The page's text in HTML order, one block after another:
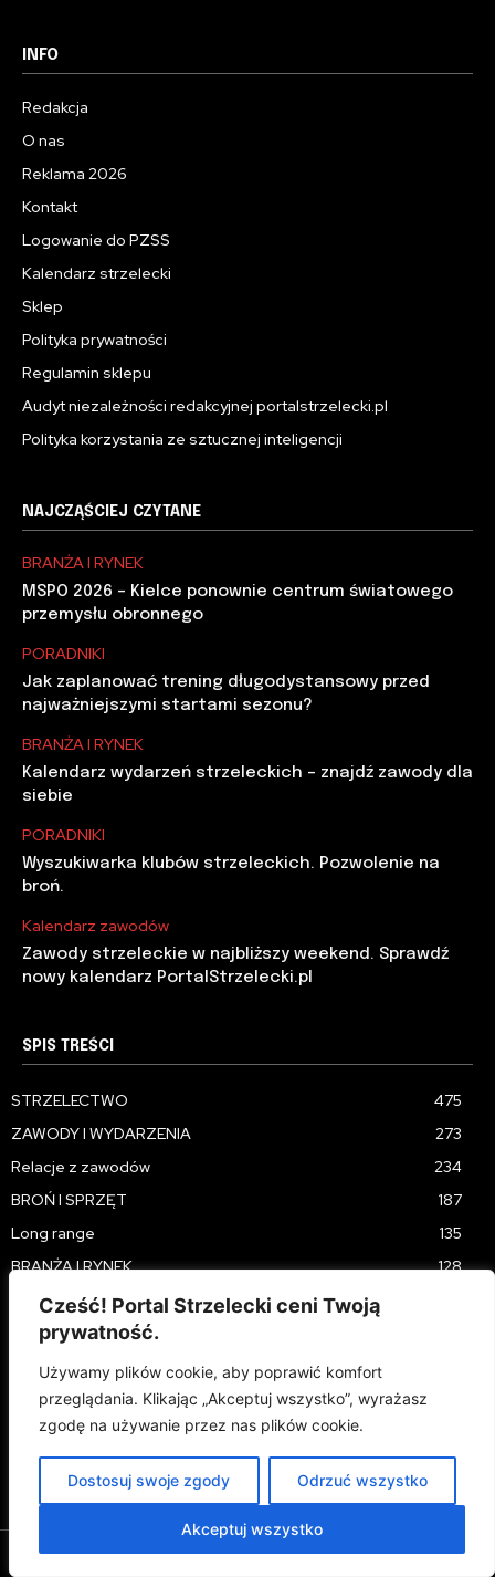
Cześć! Portal Strzelecki ceni Twoją
prywatność.
Używamy plików cookie, aby poprawić komfort
przeglądania. Klikając „Akceptuj wszystko”, wyrażasz
zgodę na używanie przez nas plików cookie.
Dostosuj swoje zgody Odrzuć wszystko
Akceptuj wszystko
INFO
Redakcja
O nas
Reklama 2026
Kontakt
Logowanie do PZSS
Kalendarz strzelecki
Sklep
Polityka prywatności
Regulamin sklepu
Audyt niezależności redakcyjnej portalstrzelecki.pl
Polityka korzystania ze sztucznej inteligencji
NAJCZĄŚCIEJ CZYTANE
BRANŻA I RYNEK
MSPO 2026 – Kielce ponownie centrum światowego
przemysłu obronnego
PORADNIKI
Jak zaplanować trening długodystansowy przed
najważniejszymi startami sezonu?
BRANŻA I RYNEK
Kalendarz wydarzeń strzeleckich – znajdź zawody dla
siebie
PORADNIKI
Wyszukiwarka klubów strzeleckich. Pozwolenie na
broń.
Kalendarz zawodów
Zawody strzeleckie w najbliższy weekend. Sprawdź
nowy kalendarz PortalStrzelecki.pl
SPIS TREŚCI
STRZELECTWO
475
ZAWODY I WYDARZENIA
273
Relacje z zawodów
234
BROŃ I SPRZĘT
187
Long range
135
BRANŻA I RYNEK
128
OPINIE
Military
Optyka i celowniki
Precision rifle - PRS
PORADNIKI
darzbor24.pl
66